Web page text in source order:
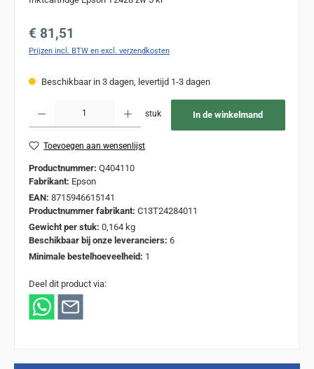
Normale prijs:
€ 81,51
Prijzen incl. BTW en excl. verzendkosten
Beschikbaar in 3 dagen, levertijd 1-3 dagen
stuk In de winkelmand
Toevoegen aan wensenlijst
Productnummer: Q404110
Fabrikant: Epson
EAN: 8715946615141
Productnummer fabrikant: C13T24284011
Gewicht per stuk: 0,164 kg
Beschikbaar bij onze leveranciers: 6
Minimale bestelhoeveelheid: 1
Deel dit product via: